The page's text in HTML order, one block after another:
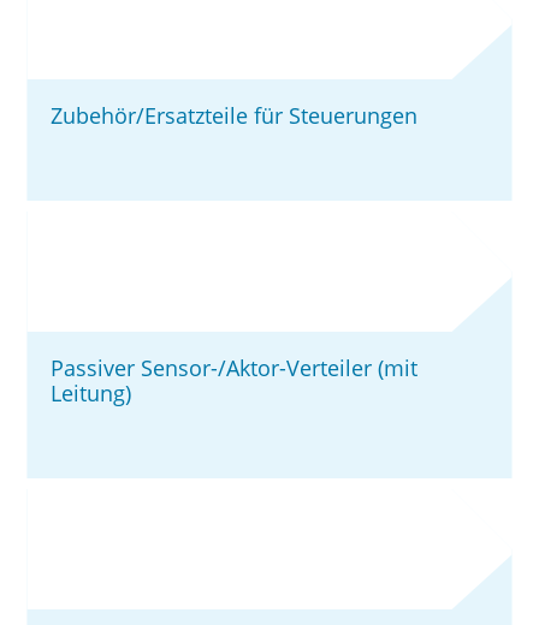
Zubehör/Ersatzteile für Steuerungen
Passiver Sensor-/Aktor-Verteiler (mit
Leitung)